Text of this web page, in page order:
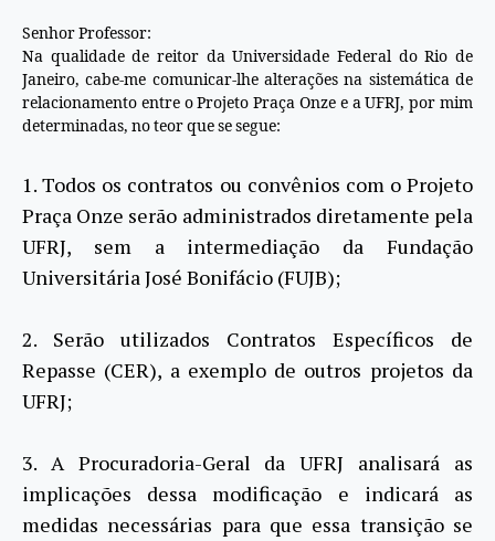
Senhor Professor:
Na qualidade de reitor da Universidade Federal do Rio de
Janeiro, cabe-me comunicar-lhe alterações na sistemática de
relacionamento entre o Projeto Praça Onze e a UFRJ, por mim
determinadas, no teor que se segue:
1. Todos os contratos ou convênios com o Projeto
Praça Onze serão administrados diretamente pela
UFRJ, sem a intermediação da Fundação
Universitária José Bonifácio (FUJB);
2. Serão utilizados Contratos Específicos de
Repasse (CER), a exemplo de outros projetos da
UFRJ;
3. A Procuradoria-Geral da UFRJ analisará as
implicações dessa modificação e indicará as
medidas necessárias para que essa transição se